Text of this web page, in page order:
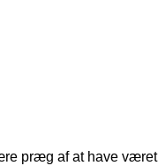
præg af at have